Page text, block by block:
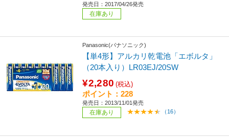
発売日：2017/04/26発売
在庫あり
Panasonic(パナソニック)
【単4形】アルカリ乾電池「エボルタ」
（20本入り）LR03EJ/20SW
¥2,280 (税込)
ポイント：228
発売日：2013/11/01発売
在庫あり （16）